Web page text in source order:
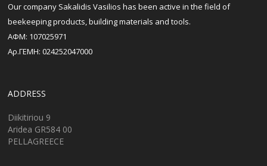
Our company Sakalidis Vasilios has been active in the field of
beekeeping products, building materials and tools.
ΑΦΜ: 107025971
Αρ.ΓΕΜΗ: 024252047000
ADDRESS
Diikitiriou 9
Aridea GR584 00
PELLAGREECE